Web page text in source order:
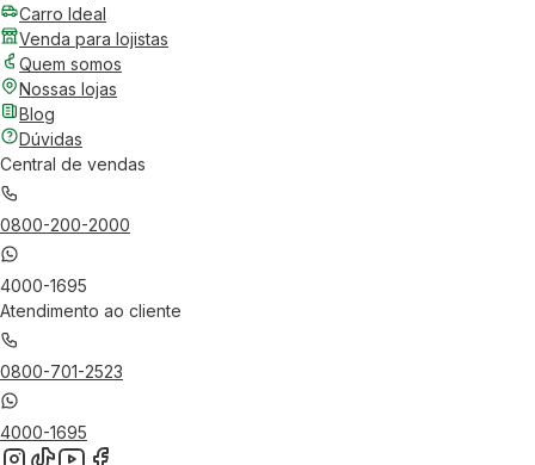
Carro Ideal
Venda para lojistas
Quem somos
Nossas lojas
Blog
Dúvidas
Central de vendas
0800-200-2000
4000-1695
Atendimento ao cliente
0800-701-2523
4000-1695